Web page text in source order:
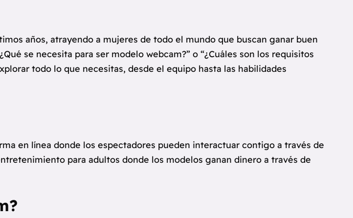
años, atrayendo a mujeres de todo el mundo que buscan ganar buen
se necesita para ser modelo webcam?” o “¿Cuáles son los requisitos
todo lo que necesitas, desde el equipo hasta las habilidades
en línea donde los espectadores pueden interactuar contigo a través de
para adultos donde los modelos ganan dinero a través de